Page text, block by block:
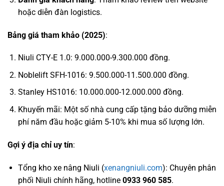
hoặc diễn đàn logistics.
Bảng giá tham khảo (2025):
Niuli CTY-E 1.0: 9.000.000-9.300.000 đồng.
Noblelift SFH-1016: 9.500.000-11.500.000 đồng.
Stanley HS1016: 10.000.000-12.000.000 đồng.
Khuyến mãi: Một số nhà cung cấp tặng bảo dưỡng miễn
phí năm đầu hoặc giảm 5-10% khi mua số lượng lớn.
Gợi ý địa chỉ uy tín:
Tổng kho xe nâng Niuli (xenangniuli.com): Chuyên phân
phối Niuli chính hãng, hotline 0933 960 585.